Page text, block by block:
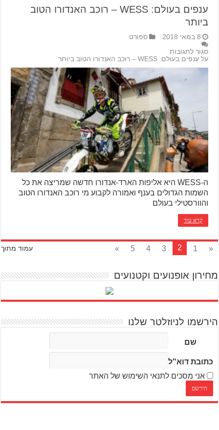
ענפים בעולם: WESS – רוכב האנדורו הטוב
ביותר
8 במאי 2018
ספורט
סגור לתגובות
על ענפים בעולם: WESS – רוכב האנדורו הטוב ביותר
ה-WESS היא אליפות הארד-אנדורו חדשה שמריצה את כל
השמות הגדולים בענף ואמורה לקבוע מי רוכב האנדורו הטוב
והוורסטילי בעולם
קרא עוד
עמוד מתוך «
1
2
3
4
5
»
מחירון אופנועים וקטנועים
הירשמו לניוזלטר שלנו
שם
כתובת דוא"ל
אני מסכים לתנאי השימוש של האתר